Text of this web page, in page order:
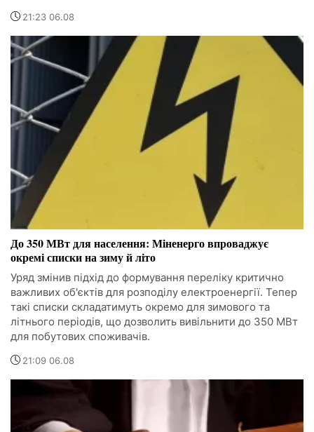
21:23 06.08
До 350 МВт для населення: Міненерго впроваджує
окремі списки на зиму й літо
Уряд змінив підхід до формування переліку критично
важливих об'єктів для розподілу електроенергії. Тепер
такі списки складатимуть окремо для зимового та
літнього періодів, що дозволить вивільнити до 350 МВт
для побутових споживачів.
21:09 06.08